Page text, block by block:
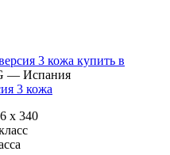
— Испания
3 кожа
x 340